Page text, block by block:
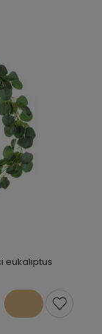
eukaliptus